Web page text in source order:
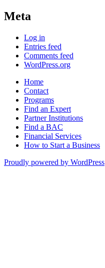
Meta
Log in
Entries feed
Comments feed
WordPress.org
Home
Contact
Programs
Find an Expert
Partner Institutions
Find a BAC
Financial Services
How to Start a Business
Proudly powered by WordPress